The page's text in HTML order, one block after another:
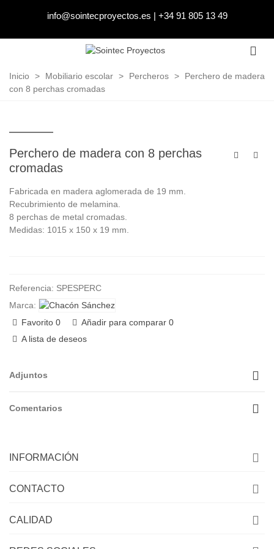
info@sointecproyectos.es | +34 91 805 13 49
Inicio > Mobiliario escolar > Percheros >
Perchero de madera
con 8 perchas cromadas
Perchero de madera con 8 perchas
cromadas
Fabricada en madera aglomerada de 19 mm.
Recubrimiento de melamina.
8 perchas de metal cromadas.
Medidas: 1015 x 150 x 19 mm.
Referencia: SPESPERC
Marca:
Favorito 0 Añadir para comparar 0
A lista de deseos
Adjuntos
Comentarios
INFORMACIÓN
CONTACTO
CALIDAD